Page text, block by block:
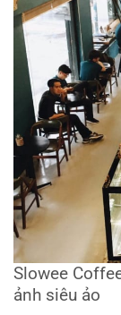
Slowee
ảnh siêu ảo